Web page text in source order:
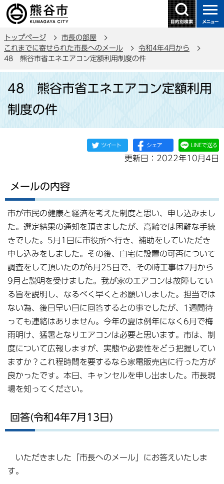
の
ー
ジ
トップページ
市長の部屋
これまでに寄せられた市長へのメール
令和4年4月から
48 熊谷市省エネエアコン定額利用制度の件
か
48 熊谷市省エネエアコン定額利用
制度の件
更新日：2022年10月4日
メールの内容
市が市民の健康と経済を考えた制度と思い、申し込みまし
た。選定結果の通知を頂きましたが、高齢では困難な手続
きでした。5月1日に市役所へ行き、補助をしていただき
申し込みをしました。その後、自宅に設置の可否について
調査をして頂いたのが6月25日で、その時工事は7月から
9月と説明を受けました。我が家のエアコンは故障してい
る旨を説明し、なるべく早くとお願いしました。担当では
ない為、後日早い日に回答するとの事でしたが、1週間待
っても連絡はありません。今年の夏は例年になく6月で梅
雨明け、猛暑となりエアコンは必要と思います。市は、制
度について広報しますが、実態や必要性をどう把握してい
ますか？これ程時間を要するなら家電販売店に行った方が
良かったです。本日、キャンセルを申し出ました。市長現
場を知ってください。
回答(令和4年7月13日)
いただきました「市長へのメール」にお答えいたしま
す。